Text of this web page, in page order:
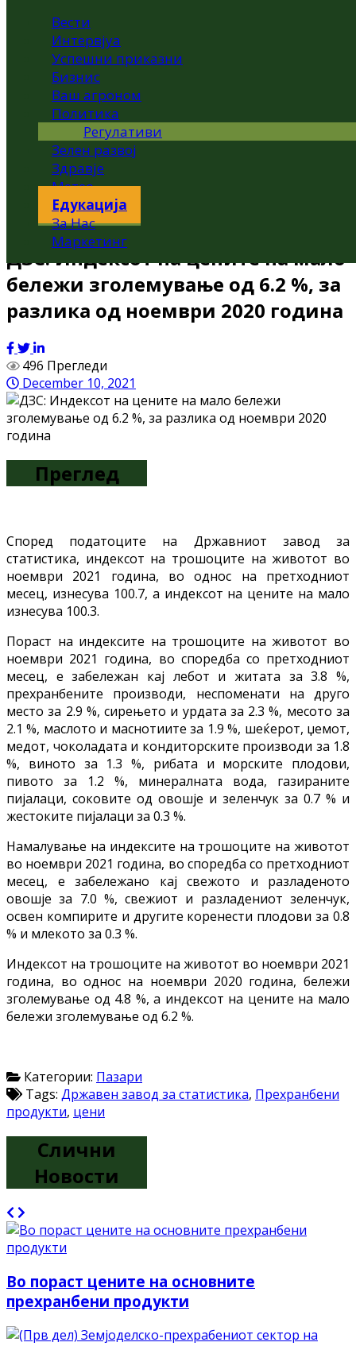
Вести
Интервјуа
Успешни приказни
Бизнис
Ваш агроном
Политика
Регулативи
Зелен развој
Здравје
Метео
Едукација
За Нас
Маркетинг
ДЗС: Индексот на цените на мало
бележи зголемување од 6.2 %, за
разлика од ноември 2020 година
496 Прегледи
December 10, 2021
Преглед
Според податоците на Државниот завод за
статистика, индексот на трошоците на животот во
ноември 2021 година, во однос на претходниот
месец, изнесува 100.7, а индексот на цените на мало
изнесува 100.3.
Пораст на индексите на трошоците на животот во
ноември 2021 година, во споредба со претходниот
месец, е забележан кај лебот и житата за 3.8 %,
прехранбените производи, неспоменати на друго
место за 2.9 %, сирењето и урдата за 2.3 %, месото за
2.1 %, маслото и маснотиите за 1.9 %, шеќерот, џемот,
медот, чоколадата и кондиторските производи за 1.8
%, виното за 1.3 %, рибата и морските плодови,
пивото за 1.2 %, минералната вода, газираните
пијалаци, соковите од овошје и зеленчук за 0.7 % и
жестоките пијалаци за 0.3 %.
Намалување на индексите на трошоците на животот
во ноември 2021 година, во споредба со претходниот
месец, е забележано кај свежото и разладеното
овошје за 7.0 %, свежиот и разладениот зеленчук,
освен компирите и другите коренести плодови за 0.8
% и млекото за 0.3 %.
Индексот на трошоците на животот во ноември 2021
година, во однос на ноември 2020 година, бележи
зголемување од 4.8 %, а индексот на цените на мало
бележи зголемување од 6.2 %.
Категории: Пазари
Tags: Државен завод за статистика, Прехранбени
продукти, цени
Слични
Новости
Во пораст цените на основните
прехранбени продукти